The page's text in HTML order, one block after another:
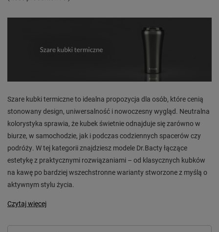
Szare kubki termiczne to idealna propozycja dla osób, które cenią
stonowany design, uniwersalność i nowoczesny wygląd. Neutralna
kolorystyka sprawia, że kubek świetnie odnajduje się zarówno w
biurze, w samochodzie, jak i podczas codziennych spacerów czy
podróży. W tej kategorii znajdziesz modele Dr.Bacty łączące
estetykę z praktycznymi rozwiązaniami – od klasycznych kubków
na kawę po bardziej wszechstronne warianty stworzone z myślą o
aktywnym stylu życia.
Czytaj więcej